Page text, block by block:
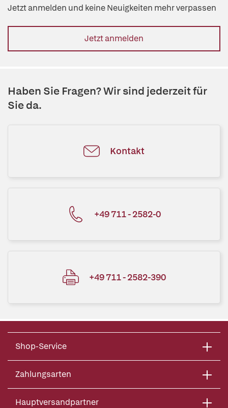
Jetzt anmelden und keine Neuigkeiten mehr verpassen
Jetzt anmelden
Haben Sie Fragen? Wir sind jederzeit für
Sie da.
Kontakt
+49 711 - 2582-0
+49 711 - 2582-390
Shop-Service
Zahlungsarten
Hauptversandpartner